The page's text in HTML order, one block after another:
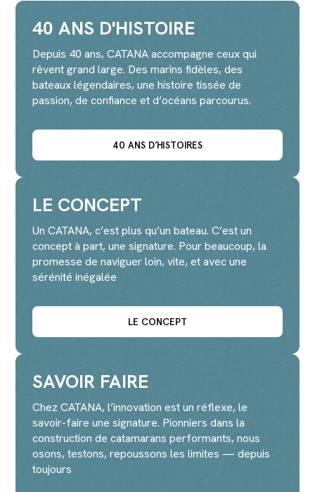
40 ANS D'HISTOIRE
Depuis 40 ans, CATANA accompagne ceux qui
rêvent grand large. Des marins fidèles, des
bateaux légendaires, une histoire tissée de
passion, de confiance et d’océans parcourus.
40 ANS D’HISTOIRES
LE CONCEPT
Un CATANA, c’est plus qu’un bateau. C’est un
concept à part, une signature. Pour beaucoup, la
promesse de naviguer loin, vite, et avec une
sérénité inégalée
LE CONCEPT
SAVOIR FAIRE
Chez CATANA, l’innovation est un réflexe, le
savoir-faire une signature. Pionniers dans la
construction de catamarans performants, nous
osons, testons, repoussons les limites — depuis
toujours